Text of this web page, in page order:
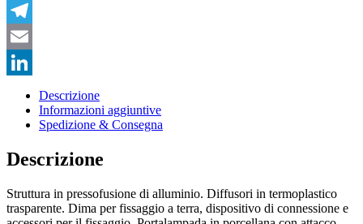
X
Telegram
Email
LinkedIn
Descrizione
Informazioni aggiuntive
Spedizione & Consegna
Descrizione
Struttura in pressofusione di alluminio. Diffusori in termoplastico
trasparente. Dima per fissaggio a terra, dispositivo di connessione e